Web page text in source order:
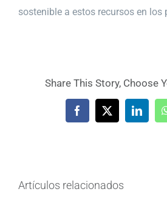
sostenible a estos recursos en los
Share This Story, Choose
Facebook
X
Artículos relacionados